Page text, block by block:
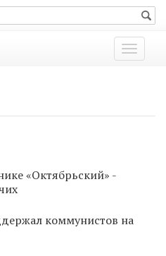
Показать
меню
«Октябрьский» -
коммунистов на